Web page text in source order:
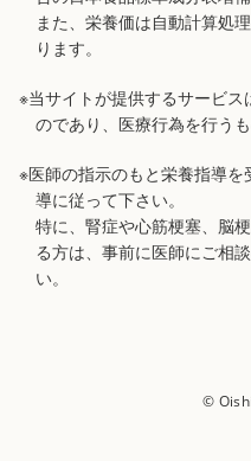
また、栄養価は自動計算処
ります。
※当サイトが提供するサービ
のであり、医療行為を行う
※医師の指示のもと栄養指導
導に従って下さい。
特に、腎症や心筋梗塞、脳
る方は、事前に医師にご相
い。
©